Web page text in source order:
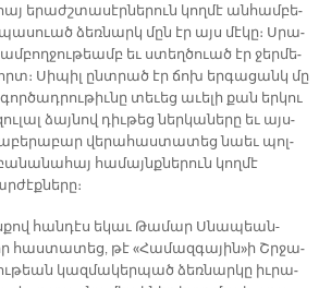
ե­րաժշ­տա­սէր­նե­րուն կող­մէ ան­համ­բե­
ձեռ­նարկ մըն էր այս մէ­կը։ Սրա­
ամ­բող­ջու­թեամբ եւ ստեղ­ծուած էր ջեր­մե­
Սի­պիլ ընտ­րած էր ճոխ եր­գա­ցանկ մը
տե­ւեց ա­ւե­լի քան եր­կու
ձայ­նով դիւ­թեց ներ­կա­նե­րը եւ այս­
վե­րա­հաս­տա­տեց նաեւ պոլ­
հա­մայնք­նե­րուն կող­մէ
հան­դէս ե­կաւ Թա­մար Սնա­պեան-
հաս­տա­տեց, թէ «Հա­մազ­գա­յի­ն»ի Շրջա­
կազ­մա­կեր­պած ձեռ­նար­կը իւ­րա­